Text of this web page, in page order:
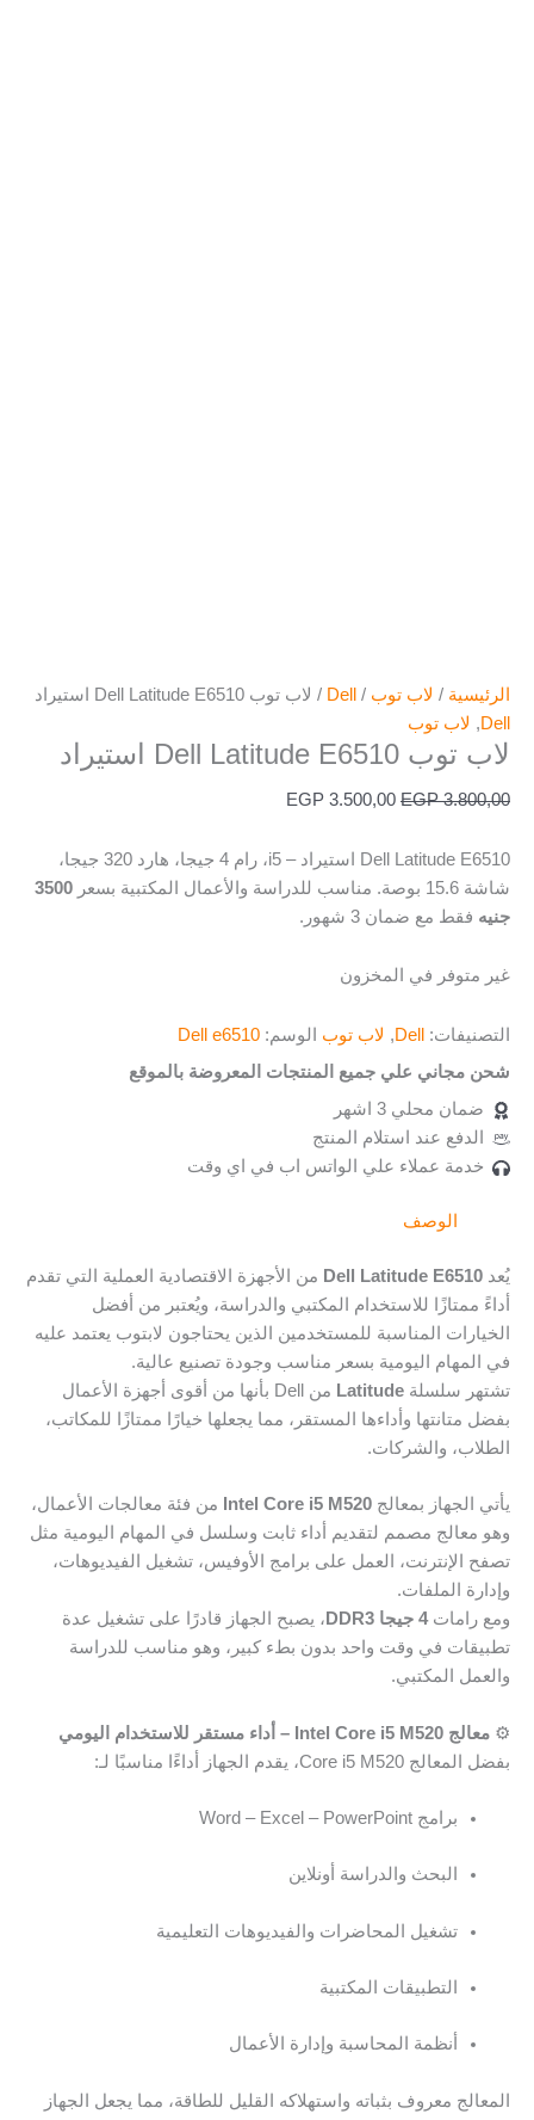
الرئيسية / لاب توب /
Dell / لاب توب Dell Latitude E6510 استيراد
Dell
, لاب توب
لاب توب Dell Latitude E6510 استيراد
EGP3.800,00
EGP 3.500,00
Dell Latitude E6510 استيراد – i5، رام 4 جيجا، هارد 320 جيجا،
شاشة 15.6 بوصة. مناسب للدراسة والأعمال المكتبية بسعر
3500
جنيه فقط مع ضمان 3 شهور.
غير متوفر في المخزون
التصنيفات: Dell
, لاب توب الوسم: Dell e6510
شحن مجاني علي جميع المنتجات المعروضة بالموقع
ضمان محلي 3 اشهر
الدفع عند استلام المنتج
خدمة عملاء علي الواتس اب في اي وقت
الوصف
يُعد Dell Latitude E6510 من الأجهزة الاقتصادية العملية التي تقدم
أداءً ممتازًا للاستخدام المكتبي والدراسة، ويُعتبر من أفضل
الخيارات المناسبة للمستخدمين الذين يحتاجون لابتوب يعتمد عليه
في المهام اليومية بسعر مناسب وجودة تصنيع عالية.
تشتهر سلسلة Latitude
من Dell بأنها من أقوى أجهزة الأعمال
بفضل متانتها وأداءها المستقر، مما يجعلها خيارًا ممتازًا للمكاتب،
الطلاب، والشركات.
يأتي الجهاز بمعالج Intel Core i5 M520
من فئة معالجات الأعمال،
وهو معالج مصمم لتقديم أداء ثابت وسلسل في المهام اليومية مثل
تصفح الإنترنت، العمل على برامج الأوفيس، تشغيل الفيديوهات،
وإدارة الملفات.
ومع رامات4 جيجا DDR3
، يصبح الجهاز قادرًا على تشغيل عدة
تطبيقات في وقت واحد بدون بطء كبير، وهو مناسب للدراسة
والعمل المكتبي.
⚙️ معالج Intel Core i5 M520 – أداء مستقر للاستخدام اليومي
بفضل المعالج Core i5 M520، يقدم الجهاز أداءًا مناسبًا لـ:
برامج Word – Excel – PowerPoint
البحث والدراسة أونلاين
تشغيل المحاضرات والفيديوهات التعليمية
التطبيقات المكتبية
أنظمة المحاسبة وإدارة الأعمال
المعالج معروف بثباته واستهلاكه القليل للطاقة، مما يجعل الجهاز